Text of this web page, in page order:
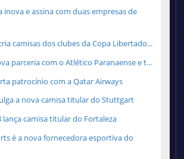
inova e assina com duas empresas de
camisas dos clubes da Copa Libertado...
parceria com o Atlético Paranaense e t...
patrocínio com a Qatar Airways
a nova camisa titular do Stuttgart
lança camisa titular do Fortaleza
é a nova fornecedora esportiva do